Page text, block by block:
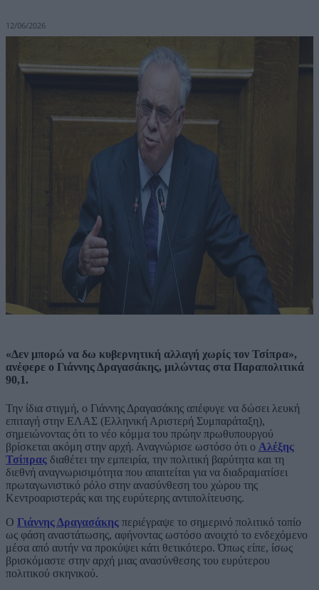
12/06/2026
«Δεν μπορώ να δω κυβερνητική αλλαγή χωρίς τον Τσίπρα»,
ανέφερε ο Γιάννης Δραγασάκης, μιλώντας στα Παραπολιτικά
90,1.
Την ίδια στιγμή, ο Γιάννης Δραγασάκης απέφυγε να δώσει λευκή
επιταγή στην ΕΛΑΣ (Ελληνική Αριστερή Συμπαράταξη),
σημειώνοντας ότι το νέο κόμμα του πρώην πρωθυπουργού
βρίσκεται ακόμη στην αρχή. Αναγνώρισε ωστόσο ότι ο Αλέξης
Τσίπρας διαθέτει την εμπειρία, την πολιτική βαρύτητα και τη
διεθνή αναγνωρισιμότητα που απαιτείται για να διαδραματίσει
πρωταγωνιστικό ρόλο στην ανασύνθεση του χώρου της
Κεντροαριστεράς και της ευρύτερης αντιπολίτευσης.
Ο Γιάννης Δραγασάκης περιέγραψε το σημερινό πολιτικό τοπίο
ως φάση αναστάτωσης, αφήνοντας ωστόσο ανοιχτό το ενδεχόμενο
μέσα από αυτήν να προκύψει κάτι θετικότερο. Όπως είπε, ίσως
βρισκόμαστε στην αρχή μιας ανασύνθεσης του ευρύτερου
πολιτικού σκηνικού.